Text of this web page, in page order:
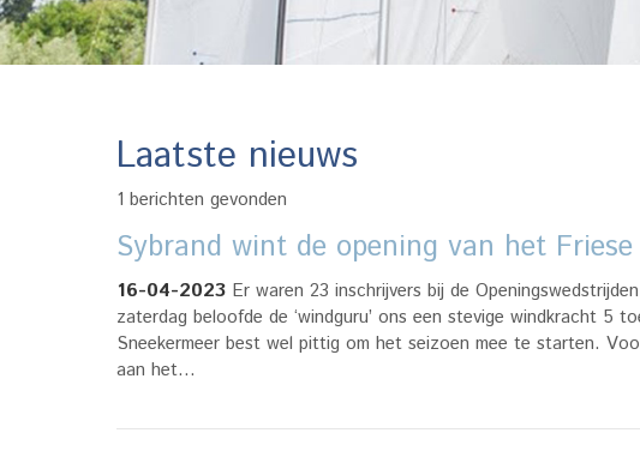
Laatste nieuws
1 berichten gevonden
Sybrand wint de opening van het Friese
16-04-2023 Er waren 23 inschrijvers bij de
zaterdag beloofde de ‘windguru’ ons een stevige windkracht 5
Sneekermeer best wel pittig om het seizoen mee te starten.
aan het…